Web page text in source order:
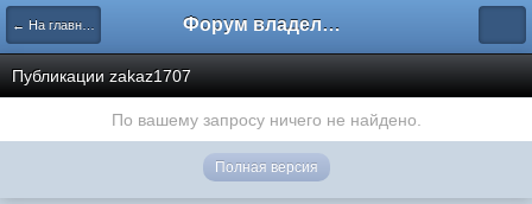
← На главную Форум владельцев интернет-магазинов
Публикации zakaz1707
По вашему запросу ничего не найдено.
Полная версия